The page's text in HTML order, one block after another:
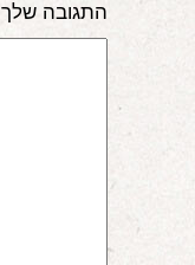
התגובה שלך